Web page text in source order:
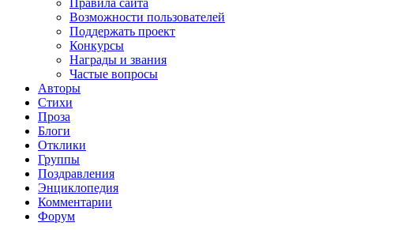
Правила сайта
Возможности пользователей
Поддержать проект
Конкурсы
Награды и звания
Частые вопросы
Авторы
Стихи
Проза
Блоги
Отклики
Группы
Поздравления
Энциклопедия
Комментарии
Форум